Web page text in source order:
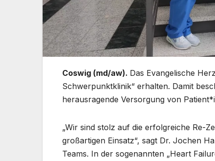
Coswig (md/aw). Das Evangelische
Schwerpunktklinik“ erhalten. Damit
herausragende Versorgung von
„Wir sind stolz auf die erfolgreiche Re-
großartigen Einsatz“, sagt Dr. Jochen
Teams. In der sogenannten „Heart